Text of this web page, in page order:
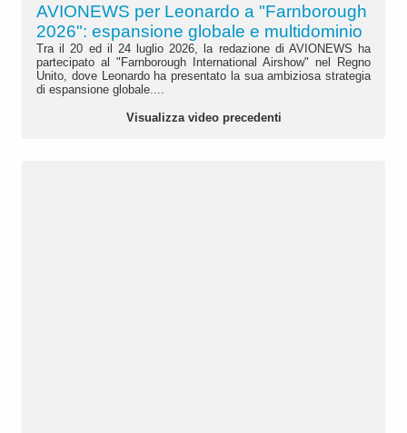
AVIONEWS per Leonardo a "Farnborough
2026": espansione globale e multidominio
Tra il 20 ed il 24 luglio 2026, la redazione di AVIONEWS ha
partecipato al "Farnborough International Airshow" nel Regno
Unito, dove Leonardo ha presentato la sua ambiziosa strategia
di espansione globale....
Visualizza video precedenti